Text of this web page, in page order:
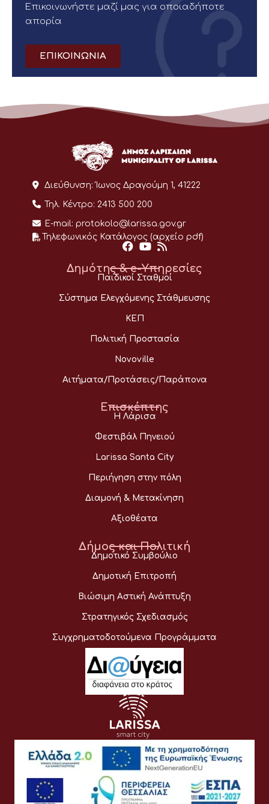
Επικοινωνήστε μαζί μας για οποιαδήποτε
απορία
ΕΠΙΚΟΙΝΩΝΙΑ
Διεύθυνση: Ίωνος Δραγούμη 1, 41222
Τηλ. Κέντρο: 2413 500 200
E-mail: protokolo@larissa.gov.gr
Τηλεφωνικός Κατάλογος (αρχείο pdf)
Δημότης & e-Υπηρεσίες
Παιδικοί Σταθμοί
Σύστημα Ελεγχόμενης Στάθμευσης
ΚΕΠ
Πολιτική Προστασία
Novoville
Αιτήματα/Προτάσεις/Παράπονα
Επισκέπτης
Η Λάρισα
Φεστιβάλ Πηνειού
Larissa Santa City
Περιήγηση στην πόλη
Διαμονή & Μετακίνηση
Αξιοθέατα
Δήμος και Πολιτική
Δημοτικό Συμβούλιο
Δημοτική Επιτροπή
Βιώσιμη Αστική Ανάπτυξη
Στρατηγικός Σχεδιασμός
Συγχρηματοδοτούμενα Προγράμματα